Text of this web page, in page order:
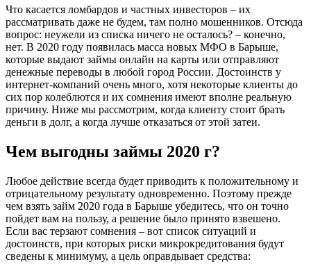
что все может...
Ирина П
Понравилась эта организация. До
только сюда. Не требуют поручителей,
не...
Что касается ломбардов и частных инвесторов – их
рассматривать даже не будем, там полно мошенников. Отсюда
вопрос: неужели из списка ничего не осталось? – конечно,
нет. В 2020 году появилась масса новых МФО в Барыше,
которые выдают займы онлайн на карты или отправляют
денежные переводы в любой город России. Достоинств у
интернет-компаний очень много, хотя некоторые клиенты до
сих пор колеблются и их сомнения имеют вполне реальную
причину. Ниже мы рассмотрим, когда клиенту стоит брать
деньги в долг, а когда лучше отказаться от этой затеи.
Чем выгодны займы 2020 г?
Любое действие всегда будет приводить к положительному и
отрицательному результату одновременно. Поэтому прежде
чем взять займ 2020 года в Барыше убедитесь, что он точно
пойдет вам на пользу, а решение было принято взвешено.
Если вас терзают сомнения – вот список ситуаций и
достоинств, при которых риски микрокредитования будут
сведены к минимуму, а цель оправдывает средства: